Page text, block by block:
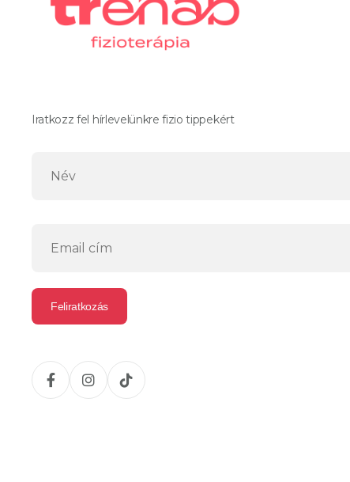
Iratkozz fel hírlevelünkre fizio tippekért